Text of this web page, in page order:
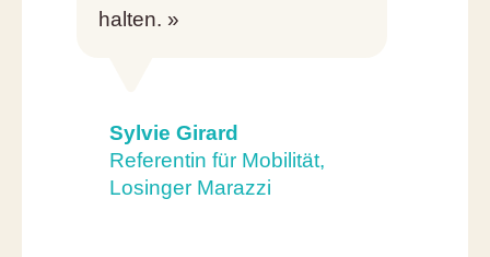
halten. »
Sylvie Girard
Referentin für Mobilität,
Losinger Marazzi